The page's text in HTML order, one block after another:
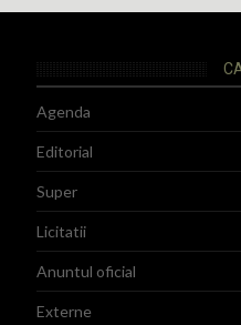
Agenda
Editorial
Super
Licitatii
Anuntul oficial
Externe